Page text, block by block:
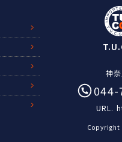
神
044-
URL.
Copyright